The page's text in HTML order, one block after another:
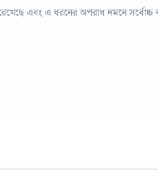
এবং এ ধরনের অপরাধ দমনে সর্বোচ্চ